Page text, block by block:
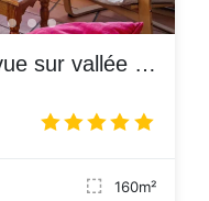
Le troll: chalet familial, vue sur vallée et ski à proximité
160m²